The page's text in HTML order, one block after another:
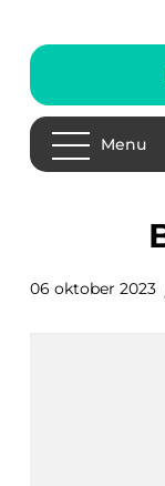
Menu
06 oktober 2023